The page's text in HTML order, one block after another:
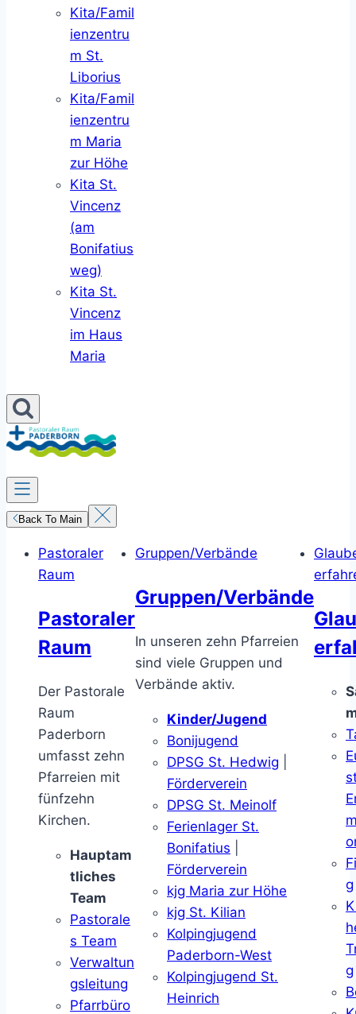
Kita/Famil
ienzentru
m St.
Liborius
Kita/Famil
ienzentru
m Maria
zur Höhe
Kita St.
Vincenz
(am
Bonifatius
weg)
Kita St.
Vincenz
im Haus
Maria
Back To Main
Pastoraler
Raum
Pastoraler
Raum
Der Pastorale
Raum
Paderborn
umfasst zehn
Pfarreien mit
fünfzehn
Kirchen.
Hauptam
tliches
Team
Pastorale
s Team
Verwaltun
gsleitung
Pfarrbüro
Gruppen/Verbände
Gruppen/Verbände
In unseren zehn Pfarreien
sind viele Gruppen und
Verbände aktiv.
Kinder/Jugend
Bonijugend
DPSG St. Hedwig
Förderverein
DPSG St. Meinolf
Ferienlager St.
Bonifatius
Förderverein
kjg Maria zur Höhe
kjg St. Kilian
Kolpingjugend
Paderborn-West
Kolpingjugend St.
Heinrich
g
g